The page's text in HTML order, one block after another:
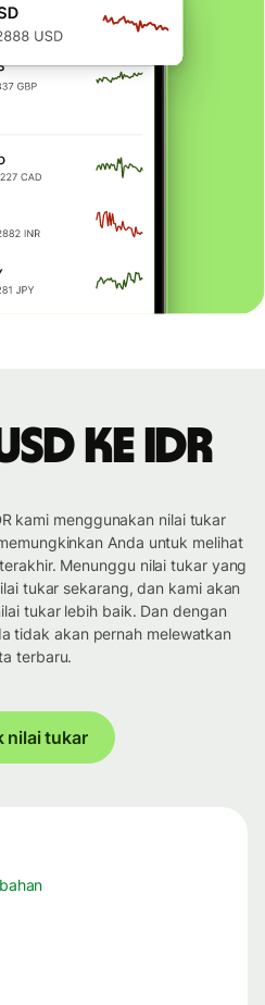
ke IDR
kami menggunakan nilai tukar
Anda untuk melihat
Menunggu nilai tukar yang
tukar sekarang, dan kami akan
tukar lebih baik. Dan dengan
tidak akan pernah melewatkan
terbaru.
nilai tukar